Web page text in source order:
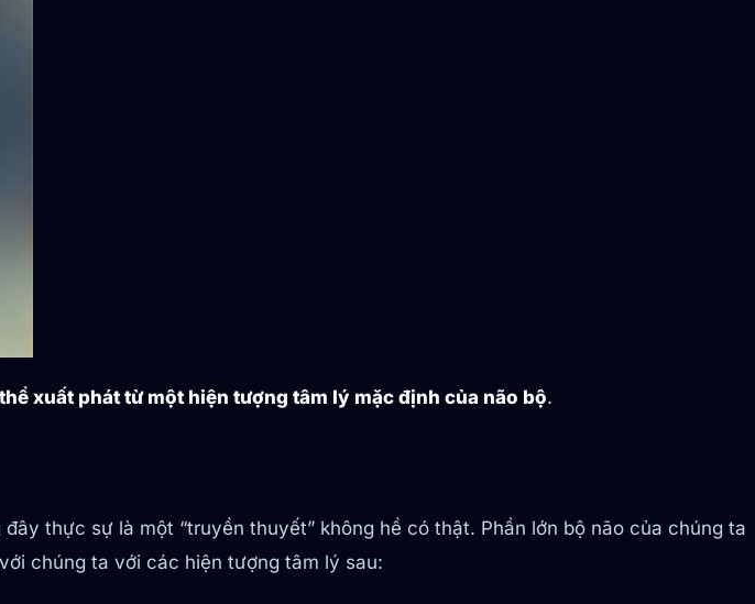
xuất phát từ một hiện tượng tâm lý mặc định của não bộ.
thực sự là một “truyền thuyết” không hề có thật. Phần lớn bộ não của chúng ta
chúng ta với các hiện tượng tâm lý sau: